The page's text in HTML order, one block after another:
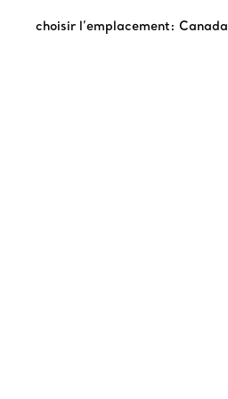
choisir l’emplacement: Canada